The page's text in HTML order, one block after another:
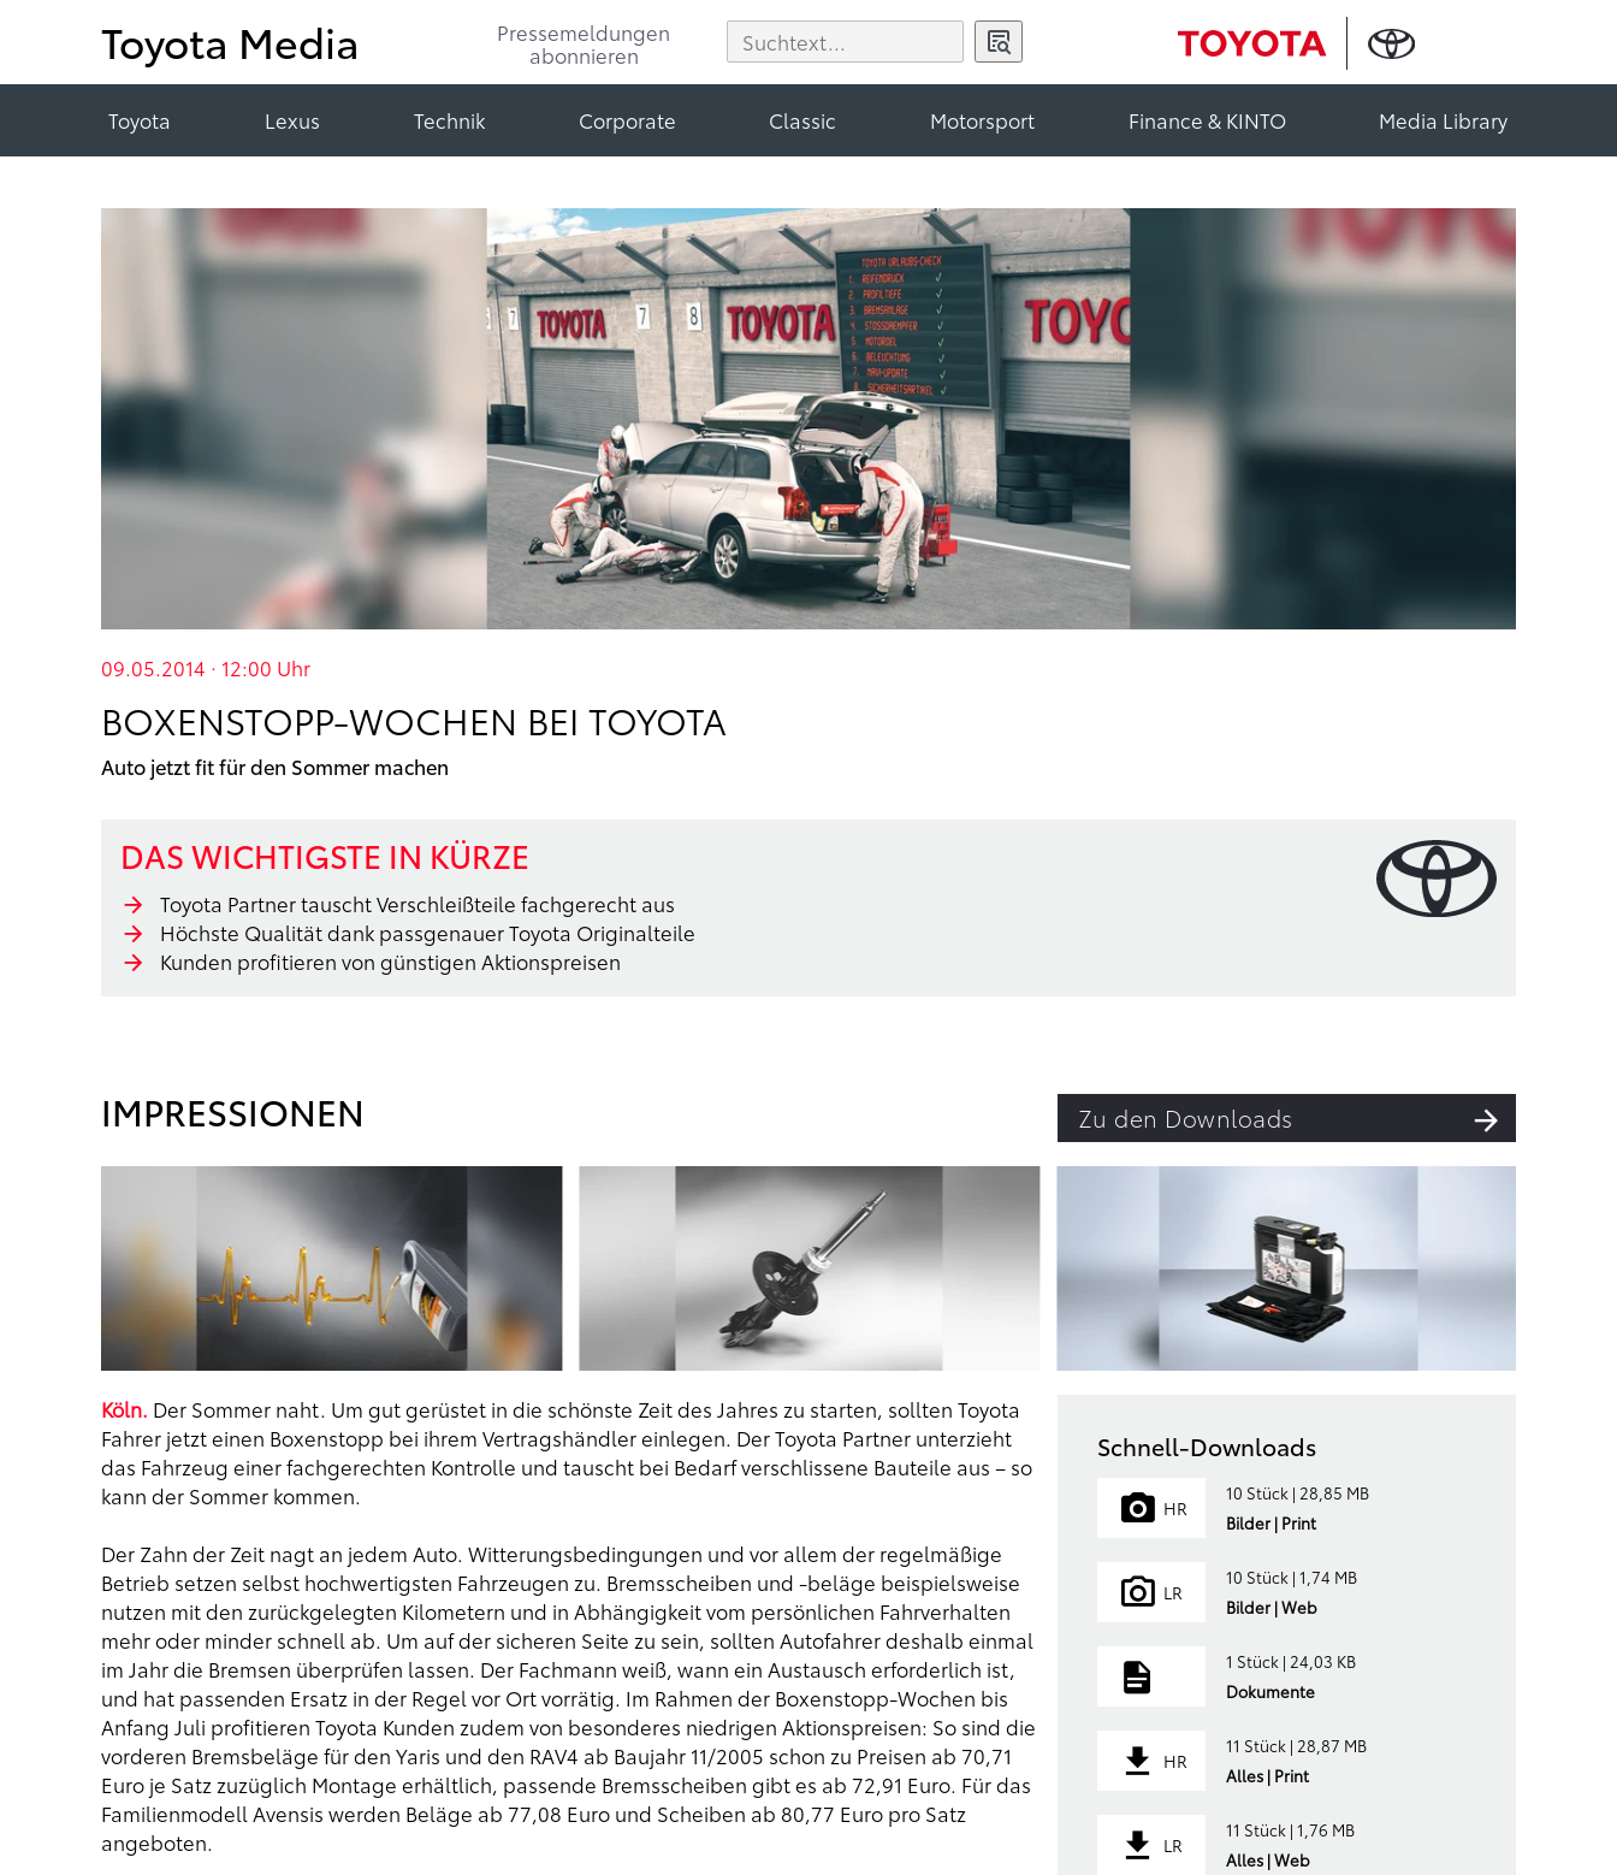
Toyota Media
Pressemeldungen
abonnieren
Toyota Lexus Technik Corporate Classic Motorsport Finance & KINTO Media Library
09.05.2014 · 12:00 Uhr
BOXENSTOPP-WOCHEN BEI TOYOTA
Auto jetzt fit für den Sommer machen
DAS WICHTIGSTE IN KÜRZE
Toyota Partner tauscht Verschleißteile fachgerecht aus
Höchste Qualität dank passgenauer Toyota Originalteile
Kunden profitieren von günstigen Aktionspreisen
IMPRESSIONEN Zu den Downloads
Köln. Der Sommer naht. Um gut gerüstet in die schönste Zeit des Jahres zu starten, sollten Toyota
Fahrer jetzt einen Boxenstopp bei ihrem Vertragshändler einlegen. Der Toyota Partner unterzieht
das Fahrzeug einer fachgerechten Kontrolle und tauscht bei Bedarf verschlissene Bauteile aus – so
kann der Sommer kommen.
Der Zahn der Zeit nagt an jedem Auto. Witterungsbedingungen und vor allem der regelmäßige
Betrieb setzen selbst hochwertigsten Fahrzeugen zu. Bremsscheiben und -beläge beispielsweise
nutzen mit den zurückgelegten Kilometern und in Abhängigkeit vom persönlichen Fahrverhalten
mehr oder minder schnell ab. Um auf der sicheren Seite zu sein, sollten Autofahrer deshalb einmal
im Jahr die Bremsen überprüfen lassen. Der Fachmann weiß, wann ein Austausch erforderlich ist,
und hat passenden Ersatz in der Regel vor Ort vorrätig. Im Rahmen der Boxenstopp-Wochen bis
Anfang Juli profitieren Toyota Kunden zudem von besonderes niedrigen Aktionspreisen: So sind die
vorderen Bremsbeläge für den Yaris und den RAV4 ab Baujahr 11/2005 schon zu Preisen ab 70,71
Euro je Satz zuzüglich Montage erhältlich, passende Bremsscheiben gibt es ab 72,91 Euro. Für das
Familienmodell Avensis werden Beläge ab 77,08 Euro und Scheiben ab 80,77 Euro pro Satz
angeboten.
Schnell-Downloads
HR
10 Stück | 28,85 MB
Bilder | Print
LR
10 Stück | 1,74 MB
Bilder | Web
1 Stück | 24,03 KB
Dokumente
HR
11 Stück | 28,87 MB
Alles | Print
LR
11 Stück | 1,76 MB
Alles | Web